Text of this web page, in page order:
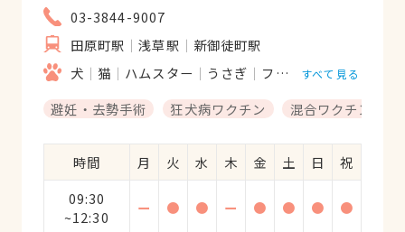
だ4歳ですが毎年の健康診断もお願いした
いと思いますスタッフさんも皆さん行くと
笑顔で優しくこれからも私はジアス動物病
院さんを頼りにします長くなりましたが最
後に病気ではなくても電話でも気になる事
に対してきちんとお答えして頂き信頼感が
03-3844-9007
田原町駅
浅草駅
新御徒町駅
犬
猫 ハムスター うさぎ フェレット ハリネズ
すべて見る
避妊・去勢手術 狂犬病ワクチン 混合ワクチン
時間 月 火 水 木 金 土 日
祝
09:30
~12:30
ー ● ● ー ● ● ● ●